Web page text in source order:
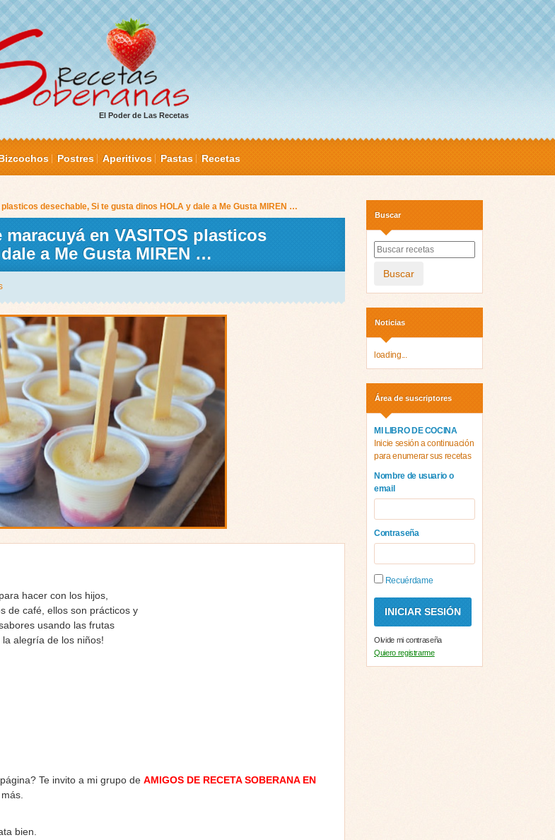
El Poder de Las Recetas
Postres Aperitivos Pastas Recetas
desechable, Si te gusta dinos HOLA y dale a Me Gusta MIREN …
en VASITOS plasticos
a Me Gusta MIREN …
hacer con los hijos,
de café, ellos son prácticos y
usando las frutas
alegría de los niños!
Te invito a mi grupo de AMIGOS DE RECETA SOBERANA EN
bien.
Buscar
Buscar
Noticias
loading...
Área de suscriptores
MI LIBRO DE COCINA
Inicie sesión a continuación
para enumerar sus recetas
Nombre de usuario o
email
Contraseña
Recuérdame
Olvide mi contraseña
Quiero registrarme